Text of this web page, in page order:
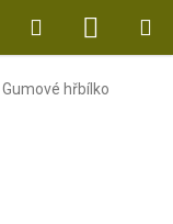
Hledat
KOŠÍK
Gumové hřbílko